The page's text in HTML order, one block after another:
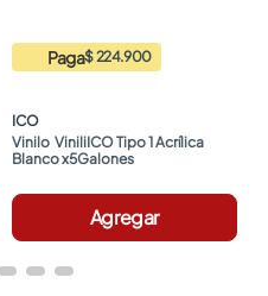
Paga$ 224.900
ICO
Vinilo  ViniliICO Tipo 1 Acrílica
Blanco x5Galones
Agregar